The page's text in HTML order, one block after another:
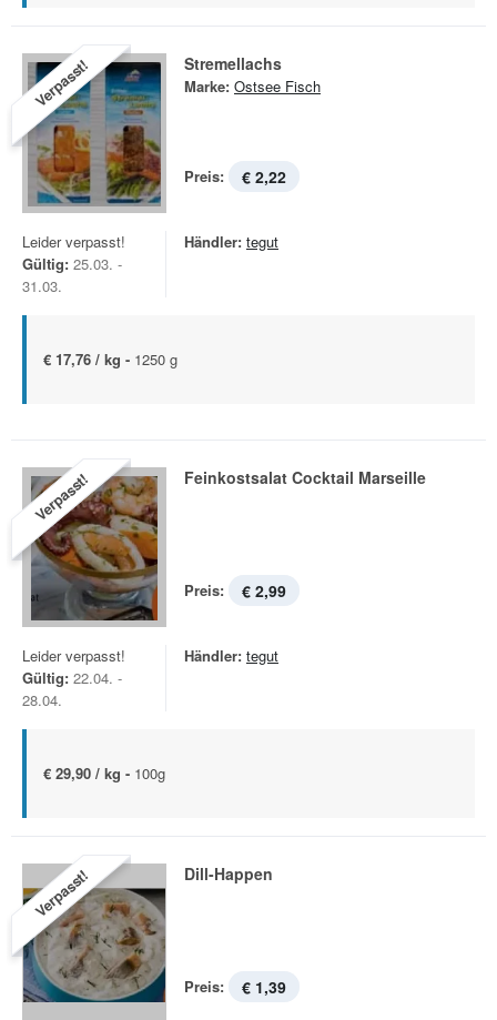
Verpasst! Stremellachs
Marke: Ostsee Fisch
Preis: € 2,22
Leider verpasst!
Gültig: 25.03. -
31.03.
Händler: tegut
€ 17,76 / kg - 1250 g
Verpasst! Feinkostsalat Cocktail Marseille
Preis: € 2,99
Leider verpasst!
Gültig: 22.04. -
28.04.
Händler: tegut
€ 29,90 / kg - 100g
Verpasst! Dill-Happen
Preis: € 1,39